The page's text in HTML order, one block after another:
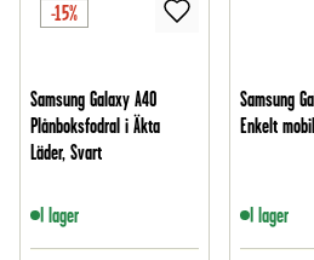
-15%
Samsung Galaxy A40
Plånboksfodral i Äkta
Läder, Svart
I lager
Samsung
Enkelt
I lager